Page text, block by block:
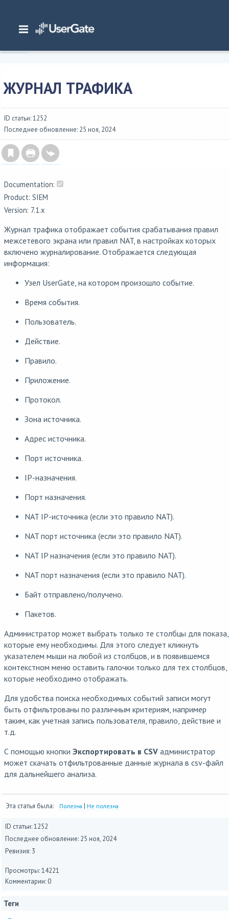
Главная/ Документация/SIEM/
UserGate SIEM 7.2.x Руководство администратора
ЖУРНАЛ ТРАФИКА
ID статьи: 1252
Последнее обновление: 25 ноя, 2024
Documentation:
Product: SIEM
Version: 7.1.x
Журнал трафика отображает события срабатывания правил
межсетевого экрана или правил NAT, в настройках которых
включено журналирование. Отображается следующая
информация:
Узел UserGate, на котором произошло событие.
Время события.
Пользователь.
Действие.
Правило.
Приложение.
Протокол.
Зона источника.
Адрес источника.
Порт источника.
IP-назначения.
Порт назначения.
NAT IP-источника (если это правило NAT).
NAT порт источника (если это правило NAT).
NAT IP назначения (если это правило NAT).
NAT порт назначения (если это правило NAT).
Байт отправлено/получено.
Пакетов.
Администратор может выбрать только те столбцы для показа,
которые ему необходимы. Для этого следует кликнуть
указателем мыши на любой из столбцов, и в появившемся
контекстном меню оставить галочки только для тех столбцов,
которые необходимо отображать.
Для удобства поиска необходимых событий записи могут
быть отфильтрованы по различным критериям, например
таким, как учетная запись пользователя, правило, действие и
т.д.
С помощью кнопки Экспортировать в CSV администратор
может скачать отфильтрованные данные журнала в csv-файл
для дальнейшего анализа.
Эта статья была: Полезна | Не полезна
ID статьи: 1252
Последнее обновление: 25 ноя, 2024
Ревизия: 3
Просмотры: 14221
Комментарии: 0
Теги